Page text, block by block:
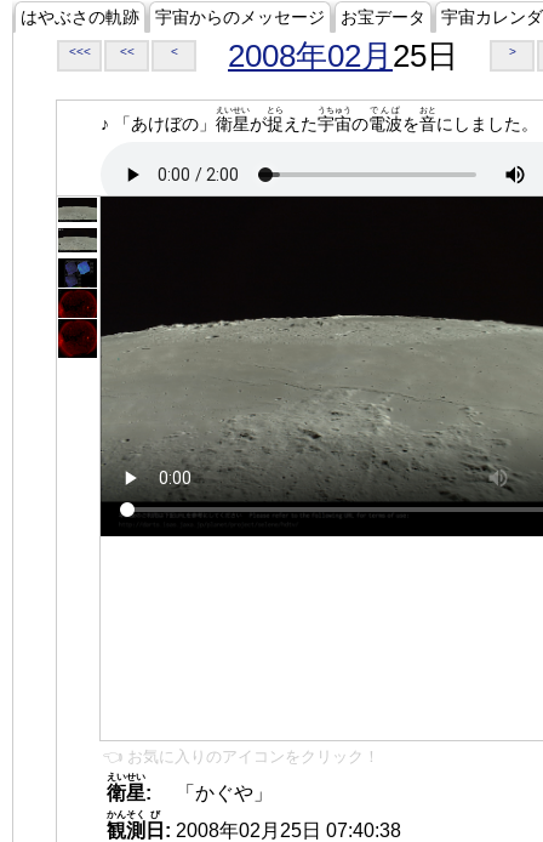
はやぶさの軌跡 宇宙からのメッセージ お宝データ 宇宙カレン
<<< << < 2008年02月 25日 >
♪ 「あけぼの」 衛星
えいせい
が捉
とら
えた宇宙
うちゅう
の電波
でんぱ
を音
おと
にしました。
👈 お気に入りのアイコンをクリック！
衛星
えいせい
:
「かぐや」
観測
かんそく
日
び
: 2008年02月25日 07:40:38